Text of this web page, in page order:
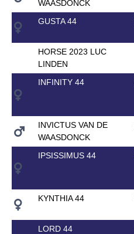
WAASDONCK
GUSTA 44
HORSE 2023 LUC
LINDEN
INFINITY 44
INVICTUS VAN DE
WAASDONCK
IPSISSIMUS 44
KYNTHIA 44
LORD 44